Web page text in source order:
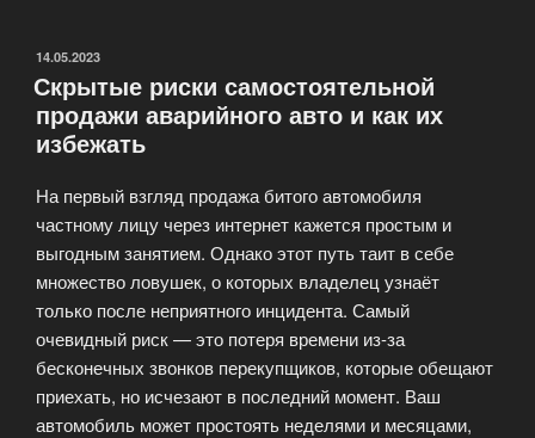
получения
денег
выкупе?»
ОПУБЛИКОВАНО
14.05.2023
Скрытые риски самостоятельной
продажи аварийного авто и как их
избежать
На первый взгляд продажа битого автомобиля
частному лицу через интернет кажется простым и
выгодным занятием. Однако этот путь таит в себе
множество ловушек, о которых владелец узнаёт
только после неприятного инцидента. Самый
очевидный риск — это потеря времени из-за
бесконечных звонков перекупщиков, которые обещают
приехать, но исчезают в последний момент. Ваш
автомобиль может простоять неделями и месяцами,